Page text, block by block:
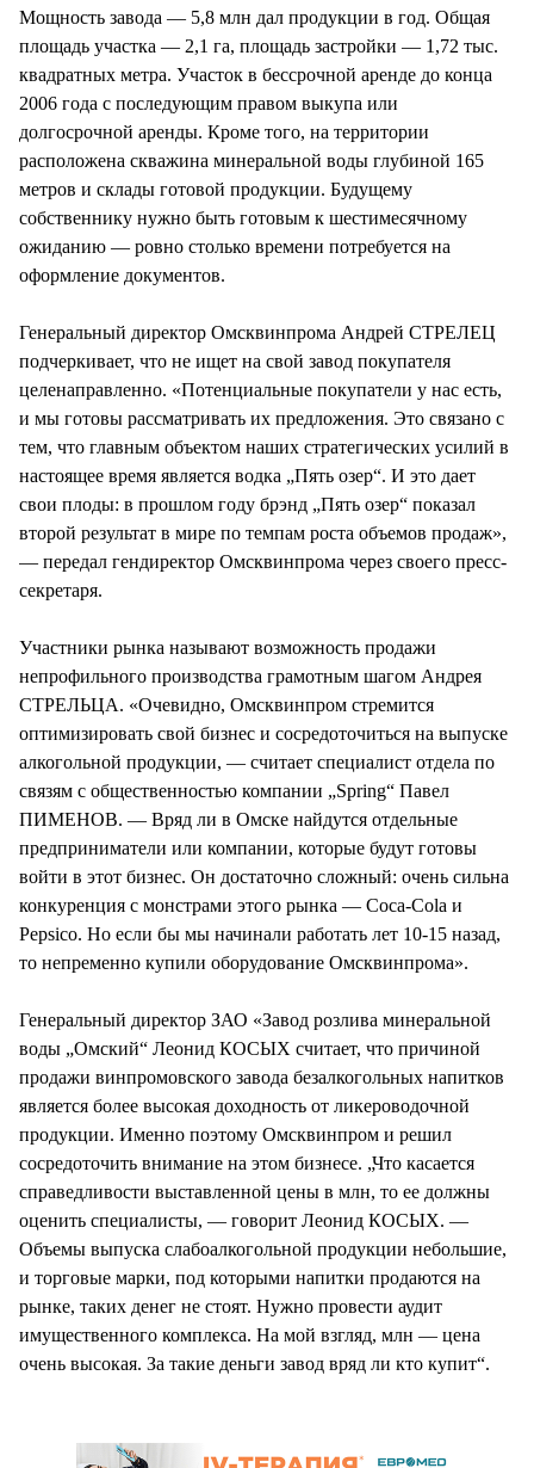
Мощность завода — 5,8 млн дал продукции в год. Общая
площадь участка — 2,1 га, площадь застройки — 1,72 тыс.
квадратных метра. Участок в бессрочной аренде до конца
2006 года с последующим правом выкупа или
долгосрочной аренды. Кроме того, на территории
расположена скважина минеральной воды глубиной 165
метров и склады готовой продукции. Будущему
собственнику нужно быть готовым к шестимесячному
ожиданию — ровно столько времени потребуется на
оформление документов.
Генеральный директор Омсквинпрома Андрей СТРЕЛЕЦ
подчеркивает, что не ищет на свой завод покупателя
целенаправленно. «Потенциальные покупатели у нас есть,
и мы готовы рассматривать их предложения. Это связано с
тем, что главным объектом наших стратегических усилий в
настоящее время является водка „Пять озер“. И это дает
свои плоды: в прошлом году брэнд „Пять озер“ показал
второй результат в мире по темпам роста объемов продаж»,
— передал гендиректор Омсквинпрома через своего пресс-
секретаря.
Участники рынка называют возможность продажи
непрофильного производства грамотным шагом Андрея
СТРЕЛЬЦА. «Очевидно, Омсквинпром стремится
оптимизировать свой бизнес и сосредоточиться на выпуске
алкогольной продукции, — считает специалист отдела по
связям с общественностью компании „Spring“ Павел
ПИМЕНОВ. — Вряд ли в Омске найдутся отдельные
предприниматели или компании, которые будут готовы
войти в этот бизнес. Он достаточно сложный: очень сильна
конкуренция с монстрами этого рынка — Coca-Cola и
Pepsico. Но если бы мы начинали работать лет 10-15 назад,
то непременно купили оборудование Омсквинпрома».
Генеральный директор ЗАО «Завод розлива минеральной
воды „Омский“ Леонид КОСЫХ считает, что причиной
продажи винпромовского завода безалкогольных напитков
является более высокая доходность от ликероводочной
продукции. Именно поэтому Омсквинпром и решил
сосредоточить внимание на этом бизнесе. „Что касается
справедливости выставленной цены в млн, то ее должны
оценить специалисты, — говорит Леонид КОСЫХ. —
Объемы выпуска слабоалкогольной продукции небольшие,
и торговые марки, под которыми напитки продаются на
рынке, таких денег не стоят. Нужно провести аудит
имущественного комплекса. На мой взгляд, млн — цена
очень высокая. За такие деньги завод вряд ли кто купит“.